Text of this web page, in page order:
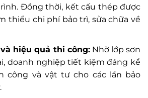
Đồng thời, kết cấu thép được
thiểu chi phí bảo trì, sửa chữa về
hiệu quả thi công:Nhờ lớp sơn
doanh nghiệp tiết kiệm đáng kể
công và vật tư cho các lần bảo